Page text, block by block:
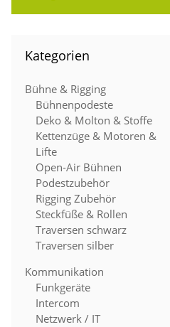
Kategorien
Bühne & Rigging
Bühnenpodeste
Deko & Molton & Stoffe
Kettenzüge & Motoren &
Lifte
Open-Air Bühnen
Podestzubehör
Rigging Zubehör
Steckfüße & Rollen
Traversen schwarz
Traversen silber
Kommunikation
Funkgeräte
Intercom
Netzwerk / IT